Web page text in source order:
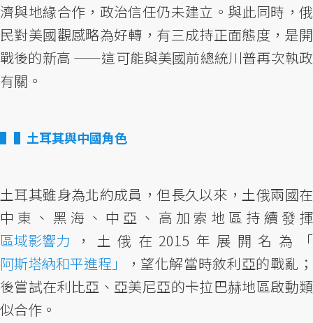
濟與地緣合作，政治信任仍未建立。與此同時，俄
民對美國觀感略為好轉，有三成持正面態度，是開
戰後的新高 ——這可能與美國前總統川普再次執政
有關。
▌土耳其與中國角色
土耳其雖身為北約成員，但長久以來，土俄兩國在
中東、黑海、中亞、高加索地區持續發揮
區域影響力 ，土俄在2015年展開名為「
阿斯塔納和平進程」
，望化解當時敘利亞的戰亂；
後嘗試在利比亞、亞美尼亞的卡拉巴赫地區啟動類
似合作。